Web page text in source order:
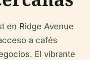
en Ridge Avenue
a cafés
El vibrante